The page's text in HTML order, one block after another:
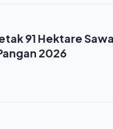
91 Hektare
2026